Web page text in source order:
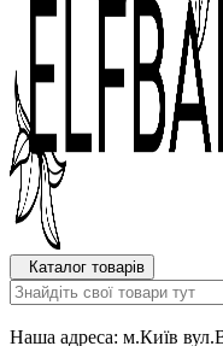
Каталог товарів
Наша адреса: м.Київ